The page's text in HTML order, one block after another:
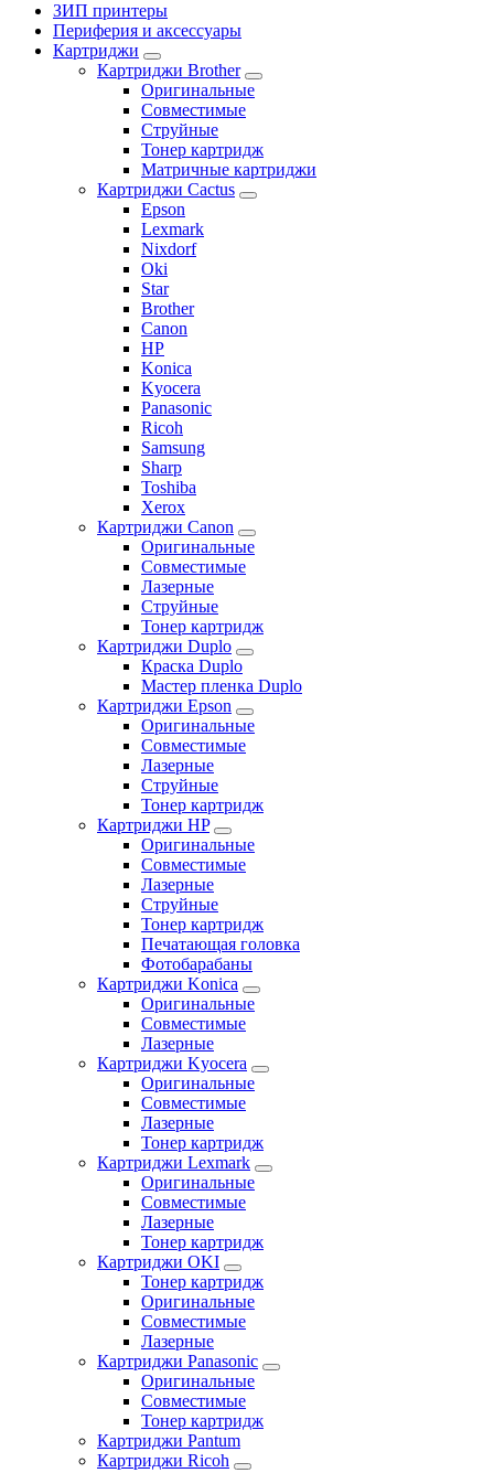
ЗИП принтеры
Периферия и аксессуары
Картриджи
Картриджи Brother
Оригинальные
Совместимые
Струйные
Тонер картридж
Матричные картриджи
Картриджи Cactus
Epson
Lexmark
Nixdorf
Oki
Star
Brother
Canon
HP
Konica
Kyocera
Panasonic
Ricoh
Samsung
Sharp
Toshiba
Xerox
Картриджи Canon
Оригинальные
Совместимые
Лазерные
Струйные
Тонер картридж
Картриджи Duplo
Краска Duplo
Мастер пленка Duplo
Картриджи Epson
Оригинальные
Совместимые
Лазерные
Струйные
Тонер картридж
Картриджи HP
Оригинальные
Совместимые
Лазерные
Струйные
Тонер картридж
Печатающая головка
Фотобарабаны
Картриджи Konica
Оригинальные
Совместимые
Лазерные
Картриджи Kyocera
Оригинальные
Совместимые
Лазерные
Тонер картридж
Картриджи Lexmark
Оригинальные
Совместимые
Лазерные
Тонер картридж
Картриджи OKI
Тонер картридж
Оригинальные
Совместимые
Лазерные
Картриджи Panasonic
Оригинальные
Совместимые
Тонер картридж
Картриджи Pantum
Картриджи Ricoh